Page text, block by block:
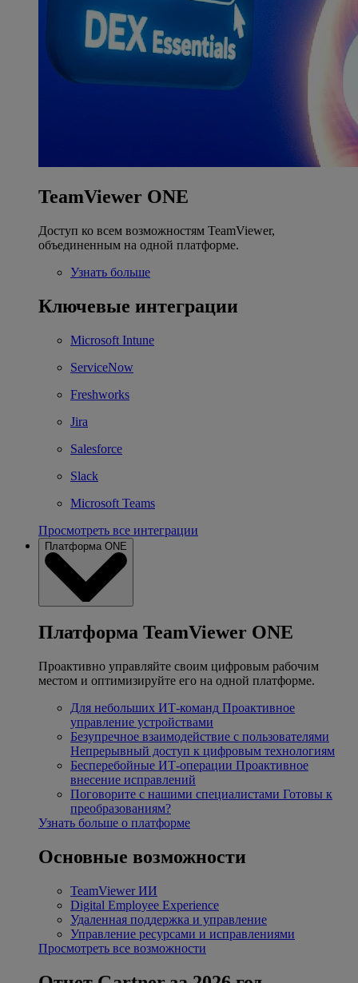
TeamViewer ONE
Доступ ко всем возможностям TeamViewer,
объединенным на одной платформе.
Узнать больше
Ключевые интеграции
Microsoft Intune
ServiceNow
Freshworks
Jira
Salesforce
Slack
Microsoft Teams
Просмотреть все интеграции
Платформа ONE
Платформа TeamViewer ONE
Проактивно управляйте своим цифровым рабочим
местом и оптимизируйте его на одной платформе.
Для небольших ИТ-команд Проактивное
управление устройствами
Безупречное взаимодействие с пользователями
Непрерывный доступ к цифровым технологиям
Бесперебойные ИТ-операции Проактивное
внесение исправлений
Поговорите с нашими специалистами Готовы к
преобразованиям?
Узнать больше о платформе
Основные возможности
TeamViewer ИИ
Digital Employee Experience
Удаленная поддержка и управление
Управление ресурсами и исправлениями
Просмотреть все возможности